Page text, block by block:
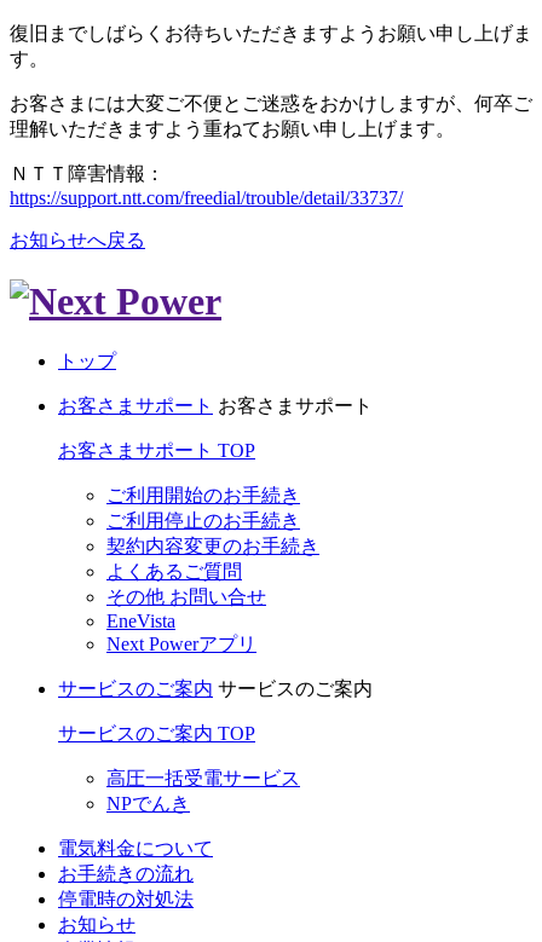
復旧までしばらくお待ちいただきますようお願い申し上げま
す。
お客さまには大変ご不便とご迷惑をおかけしますが、何卒ご
理解いただきますよう重ねてお願い申し上げます。
ＮＴＴ障害情報：
https://support.ntt.com/freedial/trouble/detail/33737/
お知らせへ戻る
トップ
お客さまサポート お客さまサポート
お客さまサポート TOP
ご利用開始のお手続き
ご利用停止のお手続き
契約内容変更のお手続き
よくあるご質問
その他 お問い合せ
EneVista
Next Powerアプリ
サービスのご案内 サービスのご案内
サービスのご案内 TOP
高圧一括受電サービス
NPでんき
電気料金について
お手続きの流れ
停電時の対処法
お知らせ